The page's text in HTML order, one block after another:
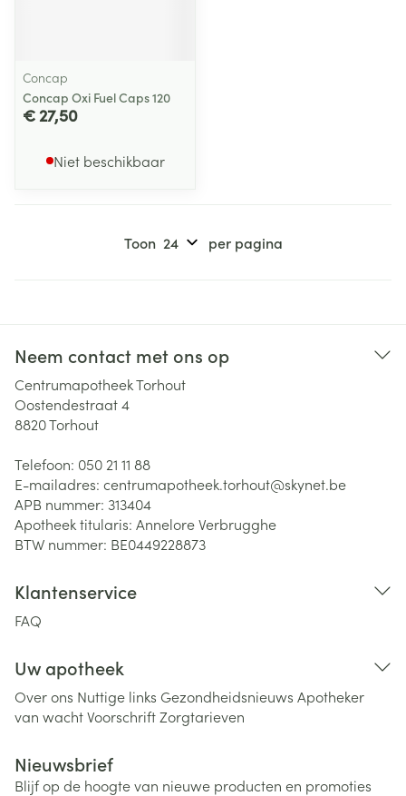
Concap
Concap Oxi Fuel Caps 120
€ 27,50
Niet beschikbaar
Toon per pagina
Neem contact met ons op
Centrumapotheek Torhout
Oostendestraat 4
8820Torhout
Telefoon: 050 21 11 88
E-mailadres: centrumapotheek.torhout@skynet.be
APB nummer: 313404
Apotheek titularis: Annelore Verbrugghe
BTW nummer: BE0449228873
Klantenservice
FAQ
Uw apotheek
Over ons Nuttige links Gezondheidsnieuws Apotheker
van wachtVoorschriftZorgtarieven
Nieuwsbrief
Blijf op de hoogte van nieuwe producten en promoties